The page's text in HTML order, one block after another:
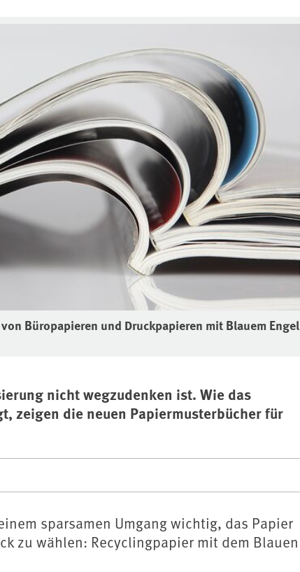
Büropapieren und Druckpapieren mit Blauem Engel
nicht wegzudenken ist. Wie das
zeigen die neuen Papiermusterbücher für
sparsamen Umgang wichtig, das Papier
zu wählen: Recyclingpapier mit dem Blauen